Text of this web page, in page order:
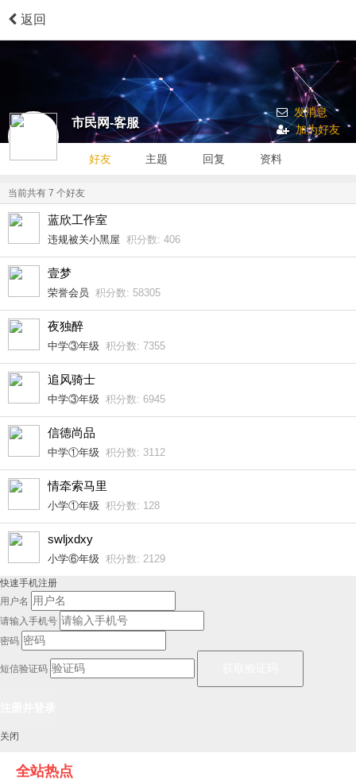
返回
市民网-客服
发消息
加为好友
好友 主题 回复 资料
当前共有 7 个好友
蓝欣工作室
违规被关小黑屋 积分数: 406
壹梦
荣誉会员 积分数: 58305
夜独醉
中学③年级 积分数: 7355
追风骑士
中学③年级 积分数: 6945
信德尚品
中学①年级 积分数: 3112
情牵索马里
小学①年级 积分数: 128
swljxdxy
小学⑥年级 积分数: 2129
快速手机注册
用户名
请输入手机号
密码
短信验证码
关闭
全站热点